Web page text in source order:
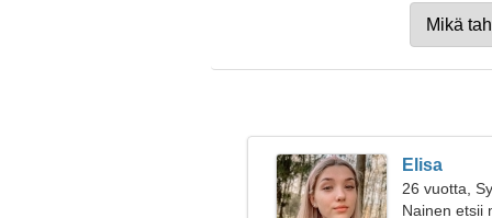
Elisa
26 vuotta,
Nainen etsii